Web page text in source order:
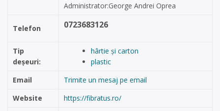
Administrator:George Andrei Oprea
Telefon 0723683126
Tip
deșeuri:
hârtie și carton
plastic
Email
Trimite un mesaj pe email
Website
https://fibratus.ro/